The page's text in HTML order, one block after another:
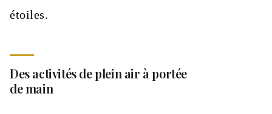
étoiles.
Des activités de plein air à portée
de main